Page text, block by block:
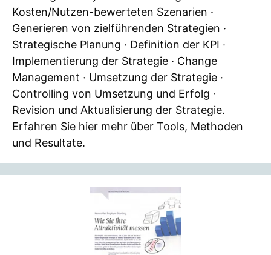
Kosten/Nutzen-bewerteten Szenarien ·
Generieren von zielführenden Strategien ·
Strategische Planung · Definition der KPI ·
Implementierung der Strategie · Change
Management · Umsetzung der Strategie ·
Controlling von Umsetzung und Erfolg ·
Revision und Aktualisierung der Strategie.
Erfahren Sie hier mehr über Tools, Methoden
und Resultate.